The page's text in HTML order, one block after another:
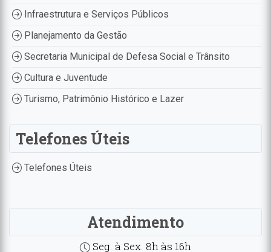
Infraestrutura e Serviços Públicos
Planejamento da Gestão
Secretaria Municipal de Defesa Social e Trânsito
Cultura e Juventude
Turismo, Patrimônio Histórico e Lazer
Telefones Úteis
Telefones Úteis
Atendimento
Seg. à Sex. 8h às 16h